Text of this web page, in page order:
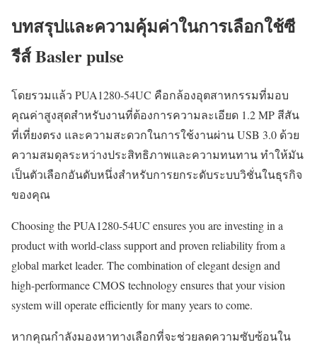
บทสรุปและความคุ้มค่าในการเลือกใช้ซี
รีส์ Basler pulse
โดยรวมแล้ว PUA1280-54UC คือกล้องอุตสาหกรรมที่มอบ
คุณค่าสูงสุดสำหรับงานที่ต้องการความละเอียด 1.2 MP สีสัน
ที่เที่ยงตรง และความสะดวกในการใช้งานผ่าน USB 3.0 ด้วย
ความสมดุลระหว่างประสิทธิภาพและความทนทาน ทำให้มัน
เป็นตัวเลือกอันดับหนึ่งสำหรับการยกระดับระบบวิชั่นในธุรกิจ
ของคุณ
Choosing the PUA1280-54UC ensures you are investing in a
product with world-class support and proven reliability from a
global market leader. The combination of elegant design and
high-performance CMOS technology ensures that your vision
system will operate efficiently for many years to come.
หากคุณกำลังมองหาทางเลือกที่จะช่วยลดความซับซ้อนใน